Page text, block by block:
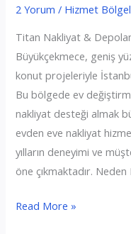
2 Yorum / Hizmet
Titan Nakliyat &
Büyükçekmece, geniş
konut projeleriyle
Bu bölgede ev
nakliyat desteği almak
evden eve nakliyat
yılların deneyimi ve
öne çıkmaktadır.
Büyükçekmece
Read More »